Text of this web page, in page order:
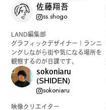
佐藤翔吾
ss.shogo
LAND編集部
グラフィックデザイナー｜ランニ
ングしながら街や気になる場所を
観察するのが日課です。
sokoniaru
(SHIDEN)
sokoniaru
映像クリエイター